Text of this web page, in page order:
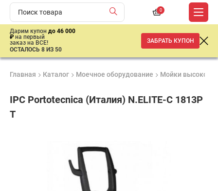
0
Дарим купон до 46 000
₽ на первый
заказ на ВСЕ!
ОСТАЛОСЬ 8 ИЗ 50
ЗАБРАТЬ КУПОН
Главная Каталог Моечное оборудование Мойки высокого
IPC Portotecnica (Италия) N.ELITE-C 1813P
T
от 2 дней